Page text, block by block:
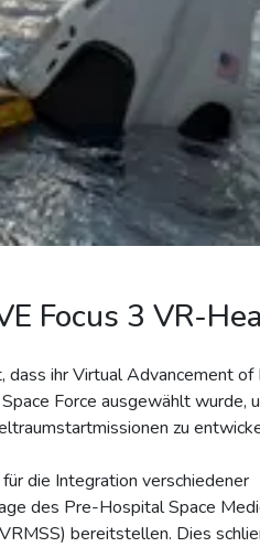
Focus 3 VR-
ihr Virtual Advancement of
Force ausgewählt wurde,
zu
die Integration verschiedener
des Pre-Hospital Space
bereitstellen. Dies